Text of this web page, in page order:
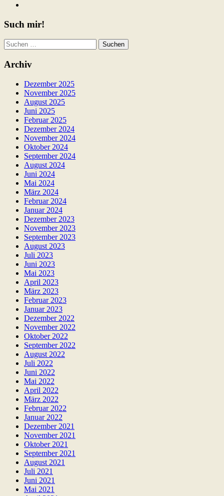
Such mir!
Suchen
nach:
Archiv
Dezember 2025
November 2025
August 2025
Juni 2025
Februar 2025
Dezember 2024
November 2024
Oktober 2024
September 2024
August 2024
Juni 2024
Mai 2024
März 2024
Februar 2024
Januar 2024
Dezember 2023
November 2023
September 2023
August 2023
Juli 2023
Juni 2023
Mai 2023
April 2023
März 2023
Februar 2023
Januar 2023
Dezember 2022
November 2022
Oktober 2022
September 2022
August 2022
Juli 2022
Juni 2022
Mai 2022
April 2022
März 2022
Februar 2022
Januar 2022
Dezember 2021
November 2021
Oktober 2021
September 2021
August 2021
Juli 2021
Juni 2021
Mai 2021